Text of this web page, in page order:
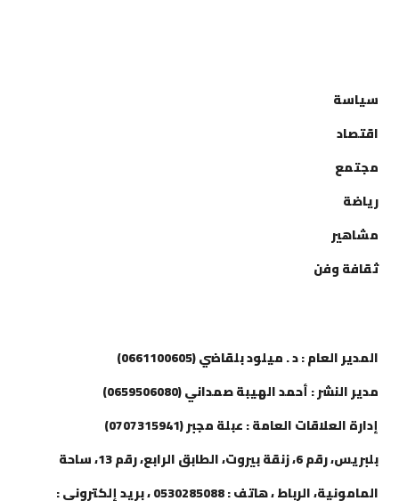
سياسة
اقتصاد
مجتمع
رياضة
مشاهير
ثقافة وفن
المدير العام : د . ميلود بلقاضي (0661100605)
مدير النشر : أحمد الهيبة صمداني (0659506080)
إدارة العلاقات العامة : عبلة مجبر (0707315941)
بلبريس، رقم 6، زنقة بيروت، الطابق الرابع، رقم 13، ساحة
المامونية، الرباط ، هاتف : 0530285088 ، بريد إلكتروني :